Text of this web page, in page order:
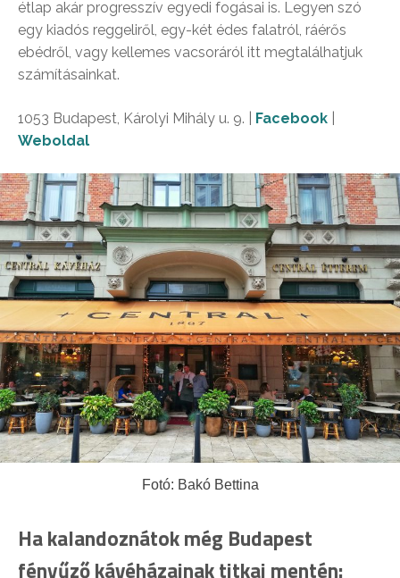
étlap akár progresszív egyedi fogásai is. Legyen szó
egy kiadós reggeliről, egy-két édes falatról, ráérős
ebédről, vagy kellemes vacsoráról itt megtalálhatjuk
számításainkat.
1053 Budapest, Károlyi Mihály u. 9. | Facebook
Weboldal
Fotó: Bakó Bettina
Ha kalandoznátok még Budapest
fényűző kávéházainak titkai mentén: